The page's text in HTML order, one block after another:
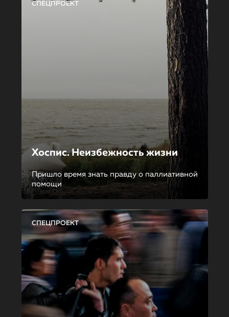
СПЕЦПРОЕКТ
Хоспис. Неизбежность жизни
Пришло время знать правду о паллиативной
помощи
СПЕЦПРОЕКТ